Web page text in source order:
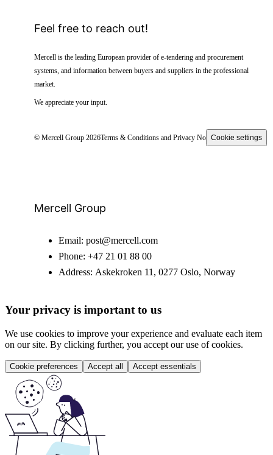
Feel free to reach out!
Mercell is the leading European provider of e-tendering and procurement
systems, and information between buyers and suppliers in the professional
market.
We appreciate your input.
© Mercell Group 2026Terms & Conditions and Privacy NoticeCookie settings
Mercell Group
Email: post@mercell.com
Phone: +47 21 01 88 00
Address: Askekroken 11, 0277 Oslo, Norway
Your privacy is important to us
We use cookies to improve your experience and evaluate each item
on our site. By clicking further, you accept our use of cookies.
Cookie preferences Accept all Accept essentials